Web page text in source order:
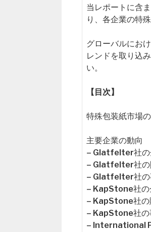
当レポートに含
り、各企業の特
グローバルにお
レンドを取り込
い。
【目次】
特殊包装紙市場
主要企業の動向
– Glatfelter社の
– Glatfelter社の
– Glatfelter社の
– KapStone社の
– KapStone社の
– KapStone社の
– International